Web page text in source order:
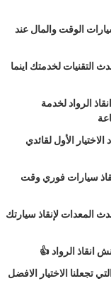
الوقت والمال عند
التقنيات لخدمتك اينما
الرواد لخدمة
الاختيار الأول لقائدي
سيارات فوري وقت
المعدات لإنقاذ سيارتك
انقاذ الرواد 👍
تجعلنا الاختيار الافضل